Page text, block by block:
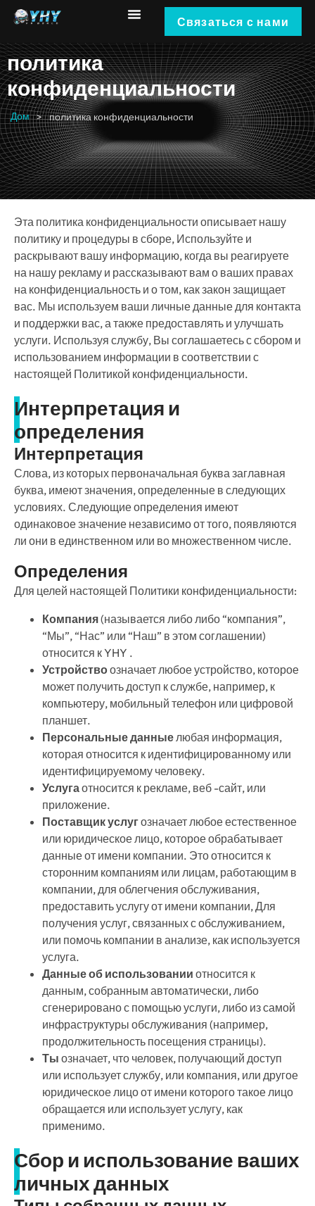
Связаться с нами
политика
конфиденциальности
Дом > политика конфиденциальности
Эта политика конфиденциальности описывает нашу
политику и процедуры в сборе, Используйте и
раскрывают вашу информацию, когда вы реагируете
на нашу рекламу и рассказывают вам о ваших правах
на конфиденциальность и о том, как закон защищает
вас. Мы используем ваши личные данные для контакта
и поддержки вас, а также предоставлять и улучшать
услуги. Используя службу, Вы соглашаетесь с сбором и
использованием информации в соответствии с
настоящей Политикой конфиденциальности.
Интерпретация и
определения
Интерпретация
Слова, из которых первоначальная буква заглавная
буква, имеют значения, определенные в следующих
условиях. Следующие определения имеют
одинаковое значение независимо от того, появляются
ли они в единственном или во множественном числе.
Определения
Для целей настоящей Политики конфиденциальности:
Компания(называется либо либо “компания”,
“Мы”, “Нас” или “Наш” в этом соглашении)
относится кYHY .
Устройствоозначает любое устройство, которое
может получить доступ к службе, например, к
компьютеру, мобильный телефон или цифровой
планшет.
Персональные данныелюбая информация,
которая относится к идентифицированному или
идентифицируемому человеку.
Услугаотносится к рекламе, веб -сайт, или
приложение.
Поставщик услугозначает любое естественное
или юридическое лицо, которое обрабатывает
данные от имени компании. Это относится к
сторонним компаниям или лицам, работающим в
компании, для облегчения обслуживания,
предоставить услугу от имени компании, Для
получения услуг, связанных с обслуживанием,
или помочь компании в анализе, как используется
услуга.
Данные об использовании относится к
данным, собранным автоматически, либо
сгенерировано с помощью услуги, либо из самой
инфраструктуры обслуживания (например,
продолжительность посещения страницы).
Ты означает, что человек, получающий доступ
или использует службу, или компания, или другое
юридическое лицо от имени которого такое лицо
обращается или использует услугу, как
применимо.
Сбор и использование ваших
личных данных